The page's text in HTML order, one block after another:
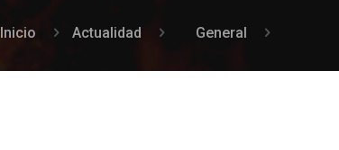
Inicio Actualidad General